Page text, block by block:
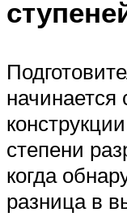
начинается
степени
когда
разница в